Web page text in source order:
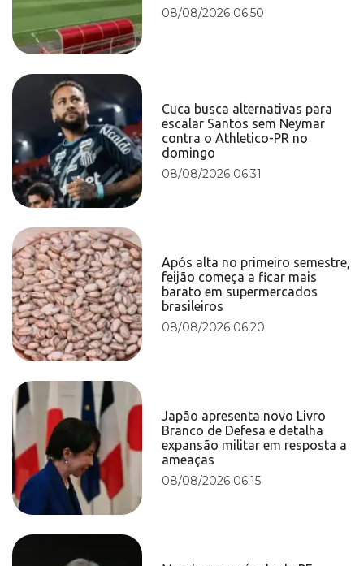
08/08/2026 06:50
Cuca busca alternativas para
escalar Santos sem Neymar
contra o Athletico-PR no
domingo
08/08/2026 06:31
Após alta no primeiro semestre,
feijão começa a ficar mais
barato em supermercados
brasileiros
08/08/2026 06:20
Japão apresenta novo Livro
Branco de Defesa e detalha
expansão militar em resposta a
ameaças
08/08/2026 06:15